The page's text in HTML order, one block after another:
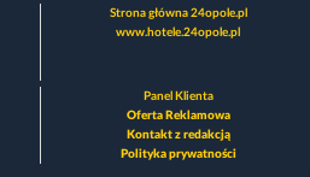
Strona główna 24opole.pl
www.hotele.24opole.pl
Panel Klienta
Oferta Reklamowa
Kontakt z redakcją
Polityka prywatności